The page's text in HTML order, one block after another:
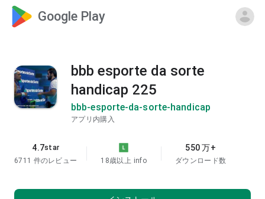
Google Play
bbb esporte da sorte
handicap 225
bbb-esporte-da-sorte-handicap
アプリ内購入
4.7star
6711 件のレビュー
18歳以上 info
550 万+
ダウンロード数